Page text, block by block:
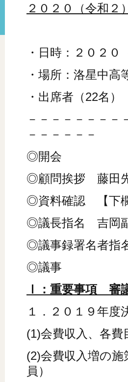
２０２０（令和
・日時：２０２
・場所：洛星中
・出席者（22名）
－－－－－－－－
－－－－－－
◎開会
◎顧問挨拶 藤田
◎資料確認 【下欄
◎議長指名 吉岡
◎議事録署名者指
◎議事
Ⅰ：重要事項 審
１．２０１９年
(1)会費収入、各
(2)会費収入増の
員）